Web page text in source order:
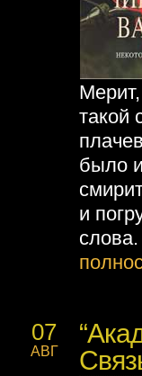
такой
было
и
07
АВГ